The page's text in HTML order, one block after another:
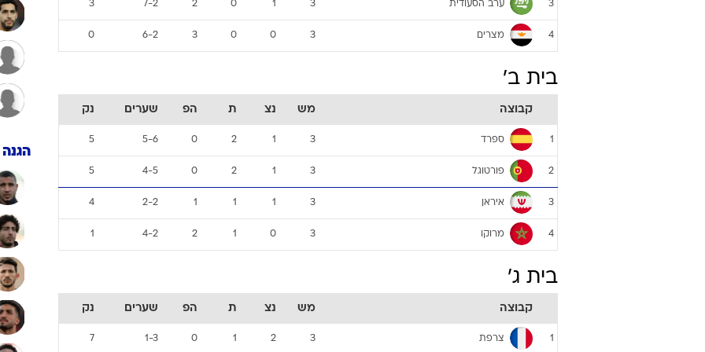
ענפים נוספים
לוח שידורים
החידה של
ארכיון מדורים
3 ערב הסעודית 3
1
0
2
7-2
3
4 מצרים 3
0
0
3
6-2
0
בית ב'
קבוצה מש נצ ת הפ שערים נק
1 ספרד 3
1
2
0
5-6
5
2 פורטוגל 3
1
2
0
4-5
5
3 איראן 3
1
1
1
2-2
4
4 מרוקו 3
0
1
2
4-2
1
בית ג'
קבוצה מש נצ ת הפ שערים נק
1 צרפת 3
2
1
0
1-3
7
הגנה